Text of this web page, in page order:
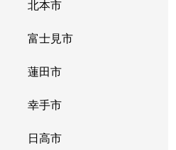
北本市
富士見市
蓮田市
幸手市
日高市